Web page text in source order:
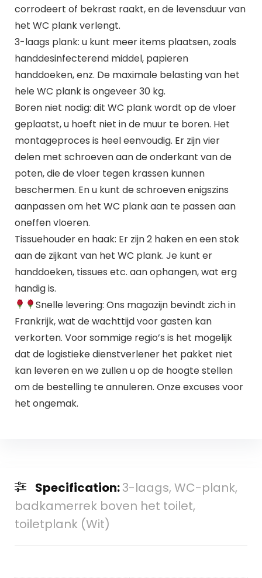
corrodeert of bekrast raakt, en de levensduur van
het WC plank verlengt.
3-laags plank: u kunt meer items plaatsen, zoals
handdesinfecterend middel, papieren
handdoeken, enz. De maximale belasting van het
hele WC plank is ongeveer 30 kg.
Boren niet nodig: dit WC plank wordt op de vloer
geplaatst, u hoeft niet in de muur te boren. Het
montageproces is heel eenvoudig. Er zijn vier
delen met schroeven aan de onderkant van de
poten, die de vloer tegen krassen kunnen
beschermen. En u kunt de schroeven enigszins
aanpassen om het WC plank aan te passen aan
oneffen vloeren.
Tissuehouder en haak: Er zijn 2 haken en een stok
aan de zijkant van het WC plank. Je kunt er
handdoeken, tissues etc. aan ophangen, wat erg
handig is.
Snelle levering: Ons magazijn bevindt zich in
Frankrijk, wat de wachttijd voor gasten kan
verkorten. Voor sommige regio’s is het mogelijk
dat de logistieke dienstverlener het pakket niet
kan leveren en we zullen u op de hoogte stellen
om de bestelling te annuleren. Onze excuses voor
het ongemak.
Specification:3-laags, WC-plank,
badkamerrek boven het toilet,
toiletplank (Wit)